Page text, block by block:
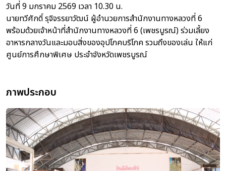
วันที่ 9 มกราคม 2569 เวลา 10.30 น.
นายทวีศักดิ์ รุจิจรรยาวัฒน์ ผู้อำนวยการสำนักงานทางหลวงที่ 6
พร้อมด้วยเจ้าหน้าที่สำนักงานทางหลวงที่ 6 (เพชรบูรณ์) ร่วมเลี้ยง
อาหารกลางวันและมอบสิ่งของอุปโภคบริโภค รวมถึงของเล่น ให้แก่
ศูนย์การศึกษาพิเศษ ประจำจังหวัดเพชรบูรณ์
ภาพประกอบ